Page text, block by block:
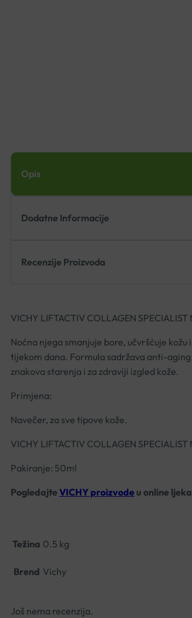
Opis
Dodatne Informacije
Recenzije Proizvoda
VICHY LIFTACTIV COLLAGEN
Noćna njega smanjuje bore, učvršćuje
tijekom dana. Formula sadržava anti-
znakova starenja i za zdraviji izgled kože.
Primjena:
Navečer, za sve tipove kože.
VICHY LIFTACTIV COLLAGEN
Pakiranje: 50ml
Pogledajte VICHY proizvode u online
Težina 0.5 kg
Brend Vichy
Još nema recenzija.